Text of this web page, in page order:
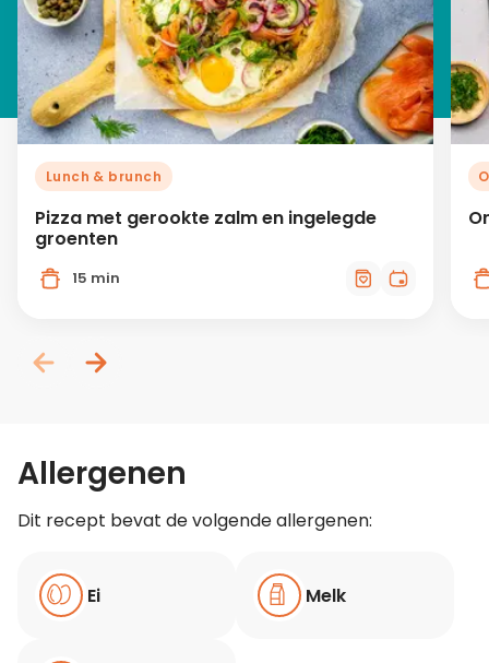
Lunch & brunch
Pizza met gerookte zalm en ingelegde
groenten
15 min
Allergenen
Dit recept bevat de volgende allergenen:
Ei Melk